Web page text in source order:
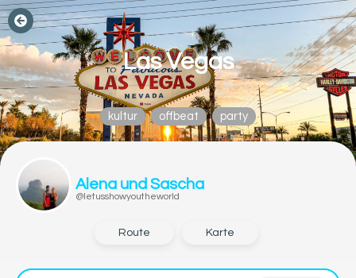
Las Vegas
kultur offbeat party
Alena und Sascha
@letusshowyoutheworld
Route Karte